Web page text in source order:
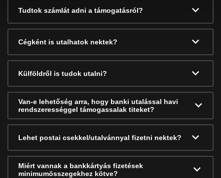
Tudtok számlát adni a támogatásról?
Cégként is utalhatok nektek?
Külföldről is tudok utalni?
Van-e lehetőség arra, hogy banki utalással havi
rendszerességgel támogassalak titeket?
Lehet postai csekkel/utalvánnyal fizetni nektek?
Miért vannak a bankkártyás fizetések
minimumösszegekhez kötve?